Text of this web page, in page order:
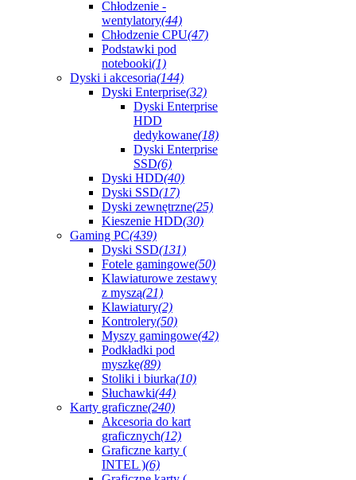
Chłodzenie -
wentylatory(44)
Chłodzenie CPU(47)
Podstawki pod
notebooki(1)
Dyski i akcesoria(144)
Dyski Enterprise(32)
Dyski Enterprise
HDD
dedykowane(18)
Dyski Enterprise
SSD(6)
Dyski HDD(40)
Dyski SSD(17)
Dyski zewnętrzne(25)
Kieszenie HDD(30)
Gaming PC(439)
Dyski SSD(131)
Fotele gamingowe(50)
Klawiaturowe zestawy
z myszą(21)
Klawiatury(2)
Kontrolery(50)
Myszy gamingowe(42)
Podkładki pod
myszkę(89)
Stoliki i biurka(10)
Słuchawki(44)
Karty graficzne(240)
Akcesoria do kart
graficznych(12)
Graficzne karty (
INTEL )(6)